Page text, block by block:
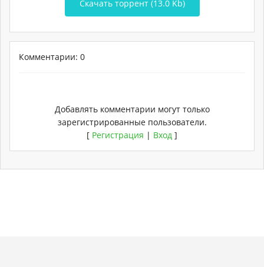
Скачать торрент (13.0 Kb)
Комментарии: 0
Добавлять комментарии могут только
зарегистрированные пользователи.
[ Регистрация | Вход ]